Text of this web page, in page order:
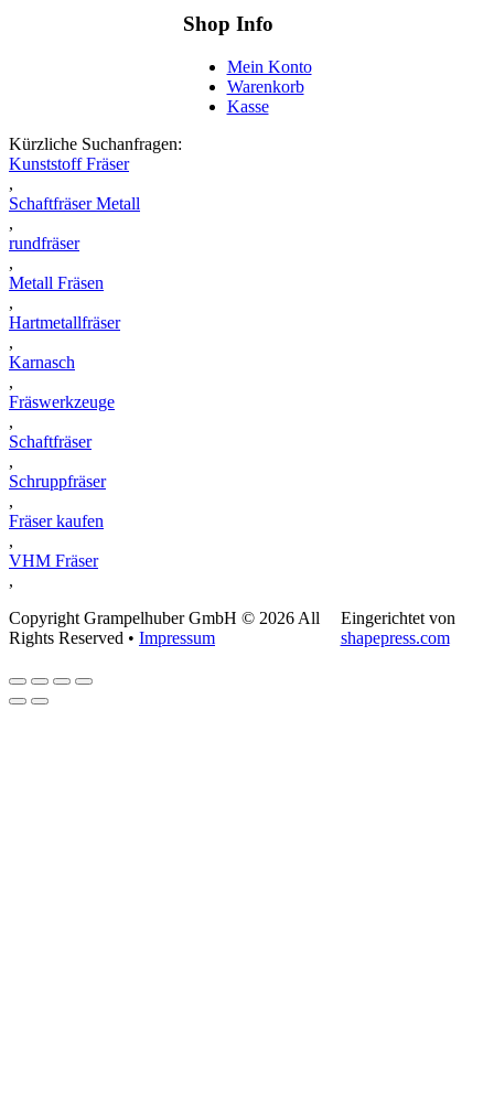
Shop Info
Mein Konto
Warenkorb
Kasse
Kürzliche Suchanfragen:
Kunststoff Fräser
,
Schaftfräser Metall
,
rundfräser
,
Metall Fräsen
,
Hartmetallfräser
,
Karnasch
,
Fräswerkzeuge
,
Schaftfräser
,
Schruppfräser
,
Fräser kaufen
,
VHM Fräser
,
Copyright Grampelhuber GmbH © 2026 All
Rights Reserved • Impressum
Eingerichtet von
shapepress.com